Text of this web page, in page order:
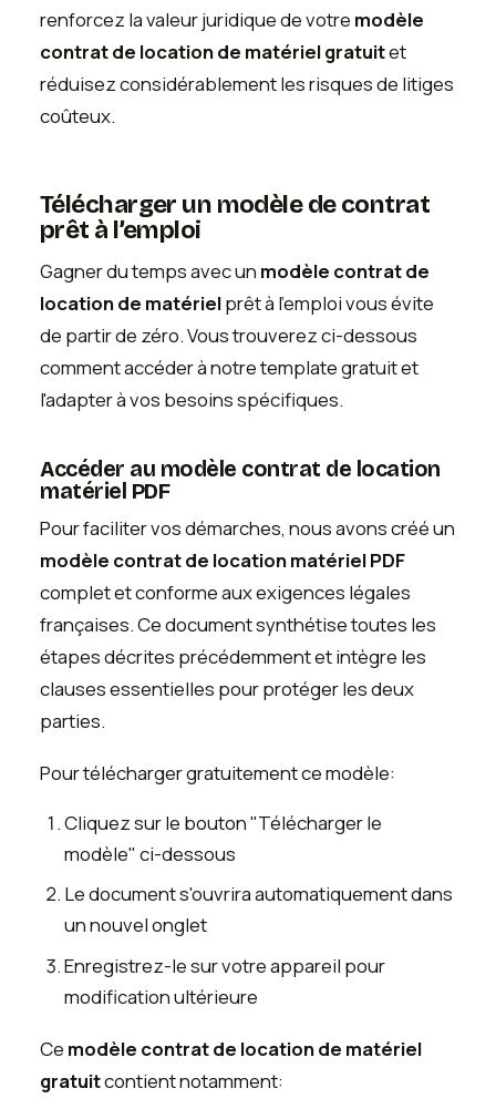
renforcez la valeur juridique de votre modèle
contrat de location de matériel gratuitet
réduisez considérablement les risques de litiges
coûteux.
Télécharger un modèle de contrat
prêt à l’emploi
Gagner du temps avec un modèle contrat de
location de matérielprêt à l'emploi vous évite
de partir de zéro. Vous trouverez ci-dessous
comment accéder à notre template gratuit et
l'adapter à vos besoins spécifiques.
Accéder au modèle contrat de location
matériel PDF
Pour faciliter vos démarches, nous avons créé un
modèle contrat de location matériel PDF
complet et conforme aux exigences légales
françaises. Ce document synthétise toutes les
étapes décrites précédemment et intègre les
clauses essentielles pour protéger les deux
parties.
Pour télécharger gratuitement ce modèle:
Cliquez sur le bouton "Télécharger le
modèle" ci-dessous
Le document s'ouvrira automatiquement dans
un nouvel onglet
Enregistrez-le sur votre appareil pour
modification ultérieure
Ce modèle contrat de location de matériel
gratuitcontient notamment: